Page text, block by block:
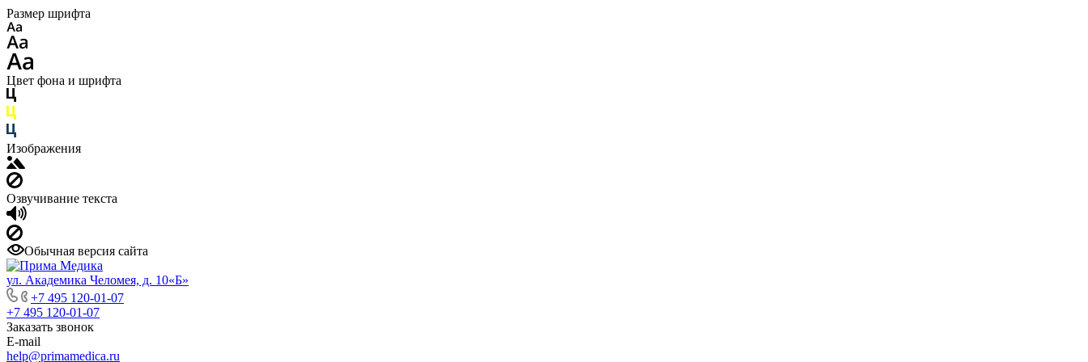
Размер шрифта
Цвет фона и шрифта
Изображения
Озвучивание текста
Обычная версия сайта
ул. Академика Челомея, д. 10«Б»
+7 495 120-01-07
+7 495 120-01-07
Заказать звонок
E-mail
help@primamedica.ru